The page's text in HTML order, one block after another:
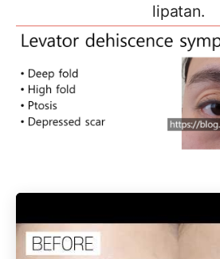
lipatan.